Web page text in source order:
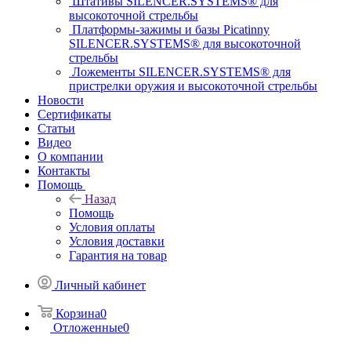
высокоточной стрельбы
Платформы-зажимы и базы Picatinny
SILENCER.SYSTEMS® для высокоточной
стрельбы
Ложементы SILENCER.SYSTEMS® для
пристрелки оружия и высокоточной стрельбы
Новости
Сертификаты
Статьи
Видео
О компании
Контакты
Помощь
Назад
Помощь
Условия оплаты
Условия доставки
Гарантия на товар
Личный кабинет
Корзина0
Отложенные0